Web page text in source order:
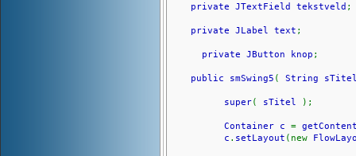
private JTextField tekstveld ;
private JLabel text ;
private JButton knop ;
public smSwing5 ( String
super( sTitel );
Container c =
c . setLayout (new